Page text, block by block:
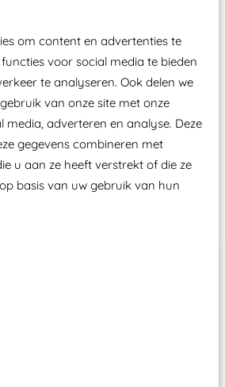
om content en advertenties te
voor social media te bieden
te analyseren. Ook delen we
van onze site met onze
media, adverteren en analyse. Deze
gegevens combineren met
u aan ze heeft verstrekt of die ze
basis van uw gebruik van hun
typekeuring, -plaatje en
door een Nederlands
kunnen laten keuren zodat
Warenwetbesluit Attractie- en
bij